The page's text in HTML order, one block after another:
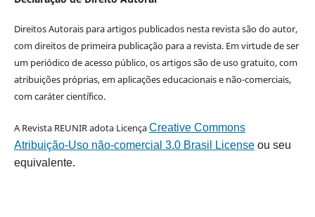
Direitos Autorais para artigos publicados nesta revista são do autor,
com direitos de primeira publicação para a revista. Em virtude de ser
um periódico de acesso público, os artigos são de uso gratuito, com
atribuições próprias, em aplicações educacionais e não-comerciais,
com caráter científico.
A Revista REUNIR adota LicençaCreative Commons
Atribuição-Uso não-comercial 3.0 Brasil Licenseou seu
equivalente.